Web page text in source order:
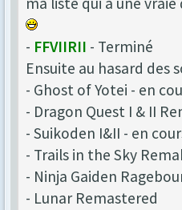
- FFVIIRII - Terminé
Ensuite au hasard des
- Ghost of Yotei - en
- Dragon Quest I & II
- Suikoden I&II - en
- Trails in the Sky
- Ninja Gaiden
- Lunar Remastered